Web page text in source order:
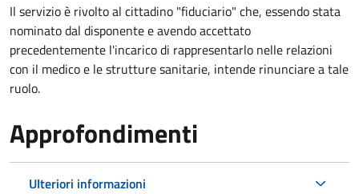
Il servizio è rivolto al cittadino "fiduciario" che, essendo stata
nominato dal disponente e avendo accettato
precedentemente l'incarico di rappresentarlo nelle relazioni
con il medico e le strutture sanitarie, intende rinunciare a tale
ruolo.
Approfondimenti
Ulteriori informazioni